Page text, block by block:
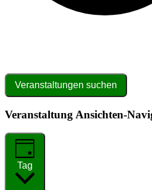
Veranstaltungen suchen
Veranstaltung Ansichten-
Tag